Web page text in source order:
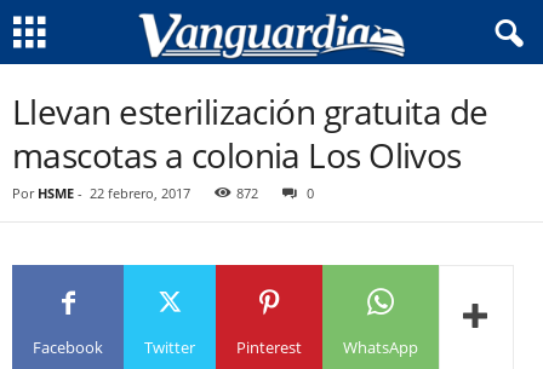
Llevan esterilización gratuita de
mascotas a colonia Los Olivos
Por HSME - 22 febrero, 2017 872 0
Facebook Twitter Pinterest WhatsApp